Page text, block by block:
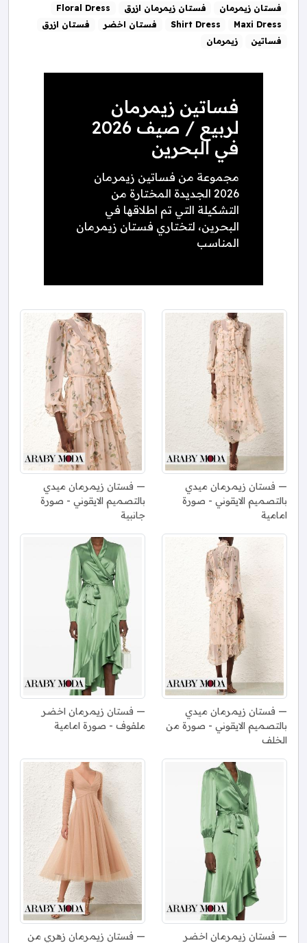
فستان زيمرمان فستان زيمرمان ازرق
Floral Dress
Maxi Dress
Shirt Dress فستان اخضر
فستان ازرق
فساتين
زيمرمان
فساتين زيمرمان
لربيع / صيف 2026
في البحرين
مجموعة من فساتين زيمرمان
2026 الجديدة المختارة من
التشكيلة التي تم اطلاقها في
البحرين، لتختاري فستان زيمرمان
المناسب
فستان زيمرمان ميدي
بالتصميم الايقوني - صورة
امامية
فستان زيمرمان ميدي
بالتصميم الايقوني - صورة
جانبية
فستان زيمرمان ميدي
بالتصميم الايقوني - صورة من
الخلف
فستان زيمرمان اخضر
ملفوف - صورة امامية
فستان زيمرمان اخضر
فستان زيمرمان زهري من